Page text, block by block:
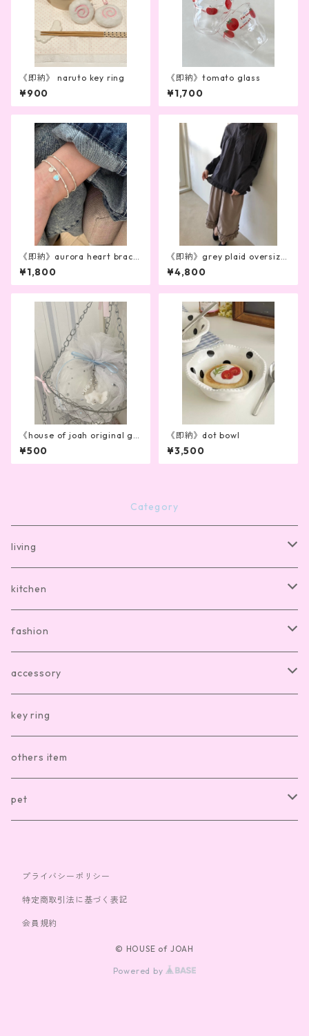
《即納》 naruto key ring
¥900
《即納》tomato glass
¥1,700
《即納》aurora heart bracel
et
¥1,800
《即納》grey plaid oversize
d bow blouse
¥4,800
《house of joah original gif
t wrapping》
¥500
《即納》dot bowl
¥3,500
Category
living
bath mat
room shoes
living item other
kitchen
dishware
cutlery
kitchen item other
fashion
room wear
clothes
sox
bag
accessory
hair accesory
necklace
ring
key ring
others item
pet
toy
プライバシーポリシー
特定商取引法に基づく表記
会員規約
© HOUSE of JOAH
Powered by